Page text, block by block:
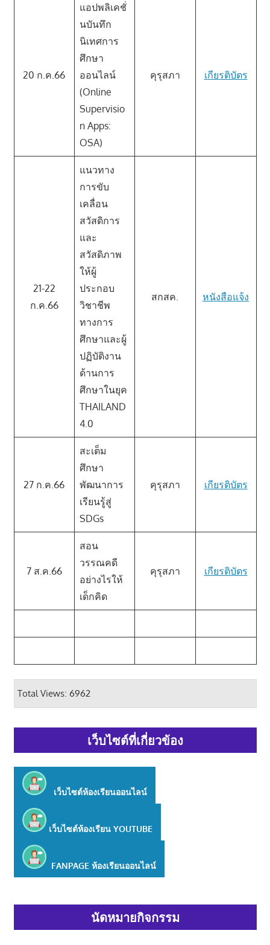
20 ก.ค.66
แอปพลิเคชั่
นบันทึก
นิเทศการ
ศึกษา
ออนไลน์
(Online
Supervisio
n Apps:
OSA)
คุรุสภา เกียรติบัตร
21-22
ก.ค.66
แนวทาง
การขับ
เคลื่อน
สวัสดิการ
และ
สวัสดิภาพ
ให้ผู้
ประกอบ
วิชาชีพ
ทางการ
ศึกษาและผู้
ปฏิบัติงาน
ด้านการ
ศึกษาในยุค
THAILAND
4.0
สกสค. หนังสือแจ้ง
27 ก.ค.66
สะเต็ม
ศึกษา
พัฒนาการ
เรียนรู้สู่
SDGs
คุรุสภา เกียรติบัตร
7 ส.ค.66
สอน
วรรณคดี
อย่างไรให้
เด็กคิด
คุรุสภา เกียรติบัตร
Total Views: 6962
เว็บไซต์ที่เกี่ยวข้อง
เว็บไซต์ห้องเรียนออนไลน์
เว็บไซต์ห้องเรียน YOUTUBE
FANPAGE ห้องเรียนออนไลน์
นัดหมายกิจกรรม